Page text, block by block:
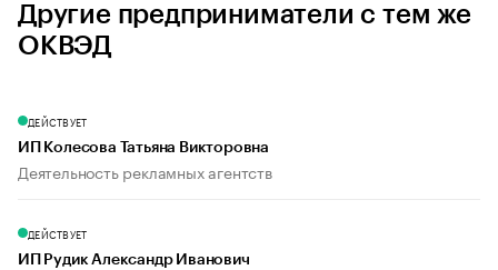
Другие предприниматели с тем же
ОКВЭД
ДЕЙСТВУЕТ
ИП Колесова Татьяна Викторовна
Деятельность рекламных агентств
ДЕЙСТВУЕТ
ИП Рудик Александр Иванович